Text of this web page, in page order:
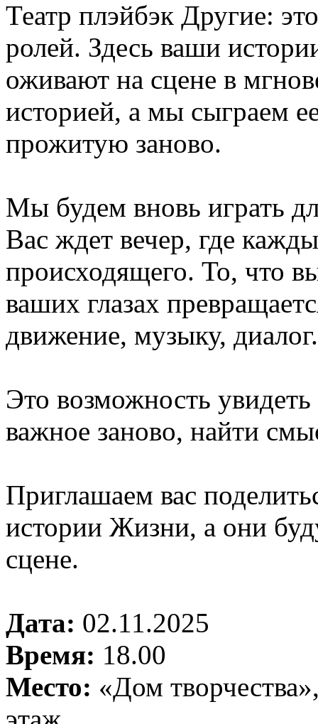
Театр плэйбэк Другие:
ролей. Здесь ваши
оживают на сцене в
историей, а мы сыграем
прожитую заново.
Мы будем вновь играть
Вас ждет вечер, где
происходящего. То, что
ваших глазах
движение, музыку, диалог.
Это возможность
важное заново, найти
Приглашаем вас
истории Жизни, а они
сцене.
Дата: 02.11.2025
Время: 18.00
Место: «Дом